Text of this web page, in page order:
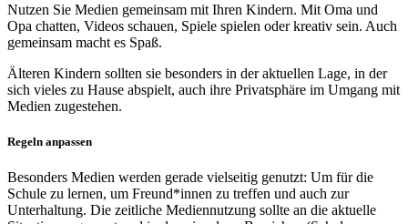
Nutzen Sie Medien gemeinsam mit Ihren Kindern. Mit Oma und
Opa chatten, Videos schauen, Spiele spielen oder kreativ sein. Auch
gemeinsam macht es Spaß.
Älteren Kindern sollten sie besonders in der aktuellen Lage, in der
sich vieles zu Hause abspielt, auch ihre Privatsphäre im Umgang mit
Medien zugestehen.
Regeln anpassen
Besonders Medien werden gerade vielseitig genutzt: Um für die
Schule zu lernen, um Freund*innen zu treffen und auch zur
Unterhaltung. Die zeitliche Mediennutzung sollte an die aktuelle